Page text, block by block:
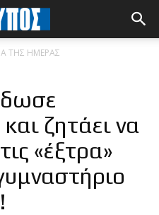
ΤΗΣ ΗΜΕΡΑΣ
ζητάει να
«έξτρα»